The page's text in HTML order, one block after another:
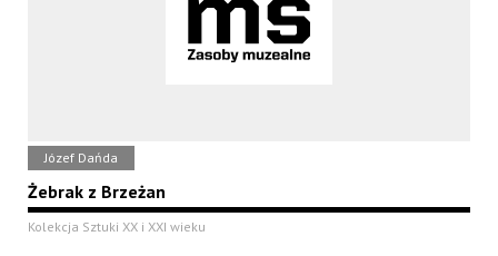
Józef Dańda
Żebrak z Brzeżan
Kolekcja Sztuki XX i XXI wieku